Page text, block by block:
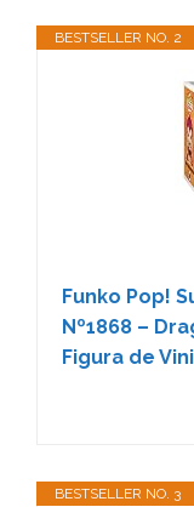
BESTSELLER NO. 2
Funko Pop!
Nº1868 –
Figura de
BESTSELLER NO. 3